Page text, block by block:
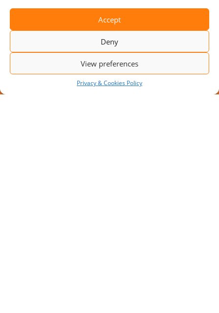
Accept
Deny
View preferences
Privacy & Cookies Policy